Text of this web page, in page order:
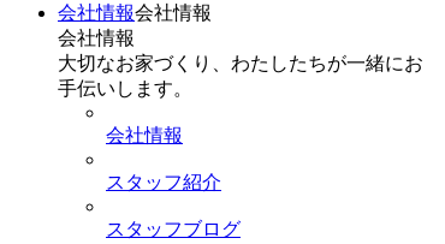
会社情報会社情報
会社情報
大切なお家づくり、わたしたちが一緒にお
手伝いします。
会社情報
スタッフ紹介
スタッフブログ